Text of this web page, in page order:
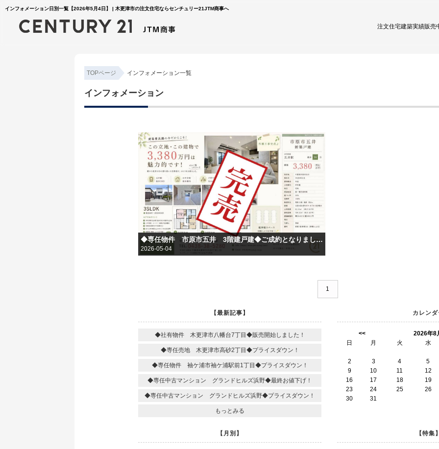
インフォメーション日別一覧【2026年5月4日】 | 木更津市の注文住宅ならセンチュリー21JTM商事へ
注文住宅建築実績販売
TOPページ インフォメーション一覧
インフォメーション
◆専任物件 市原市五井 3階建戸建◆ご成約となりました！
2026-05-04
1
【最新記事】
◆社有物件 木更津市八幡台7丁目◆販売開始しました！
◆専任売地 木更津市高砂2丁目◆プライスダウン！
◆専任物件 袖ケ浦市袖ケ浦駅前1丁目◆プライスダウン！
◆専任中古マンション グランドヒルズ浜野◆最終お値下げ！
◆専任中古マンション グランドヒルズ浜野◆プライスダウン！
もっとみる
カレン
<<
2026年8
日
月 火 水
2 3 4
5
9
10 11
12
16
17 18
19
23
24 25
26
30
31
【月別】 【特集